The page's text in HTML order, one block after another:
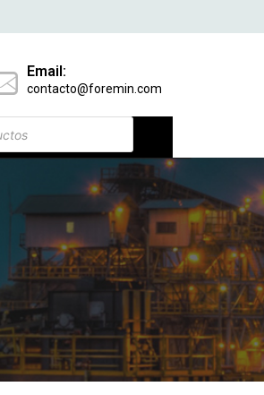
Email:
contacto@foremin.com